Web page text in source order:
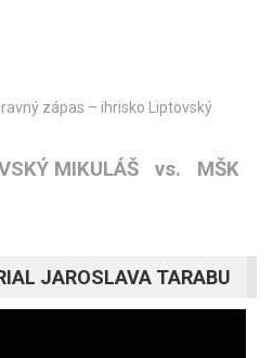
zápas – ihrisko Liptovský
MIKULÁŠ vs. MŠK
JAROSLAVA TARABU